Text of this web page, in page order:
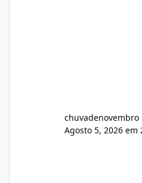
chuvadenovembro
Agosto 5, 2026 em